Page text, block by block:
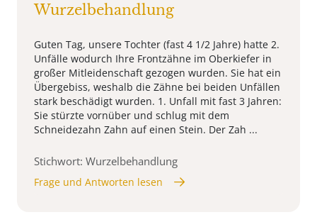
Wurzelbehandlung
Guten Tag, unsere Tochter (fast 4 1/2 Jahre) hatte 2.
Unfälle wodurch Ihre Frontzähne im Oberkiefer in
großer Mitleidenschaft gezogen wurden. Sie hat ein
Übergebiss, weshalb die Zähne bei beiden Unfällen
stark beschädigt wurden. 1. Unfall mit fast 3 Jahren:
Sie stürzte vornüber und schlug mit dem
Schneidezahn Zahn auf einen Stein. Der Zah ...
Stichwort: Wurzelbehandlung
Frage und Antworten lesen